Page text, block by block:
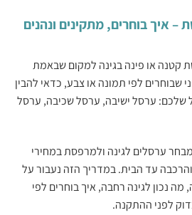
– איך בוחרים, מתקינים ונהנים
קטנה או פינה בגינה למקום שבאמת
שבוחרים לפי תמונה או צבע, כדאי להבין
שלכם: ערסל ישיבה, ערסל שכיבה, ערסל
ערסלים לגינה ולמרפסת במחירי
עד הבית. ‏‏במדריך הזה נעבור על
נכון לגינה רחבה, איך בוחרים לפי
לפני ההתקנה.‏